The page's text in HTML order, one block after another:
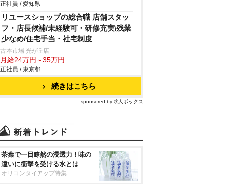
正社員 / 愛知県
リユースショップの総合職 店舗スタッ
フ・店長候補/未経験可・研修充実/残業
少なめ/住宅手当・社宅制度
古本市場 光が丘店
月給24万円～35万円
正社員 / 東京都
続きはこちら
sponsored by 求人ボックス
茶葉で一目瞭然の浸透力！味の
違いに衝撃を受ける水とは
オリコンタイアップ特集